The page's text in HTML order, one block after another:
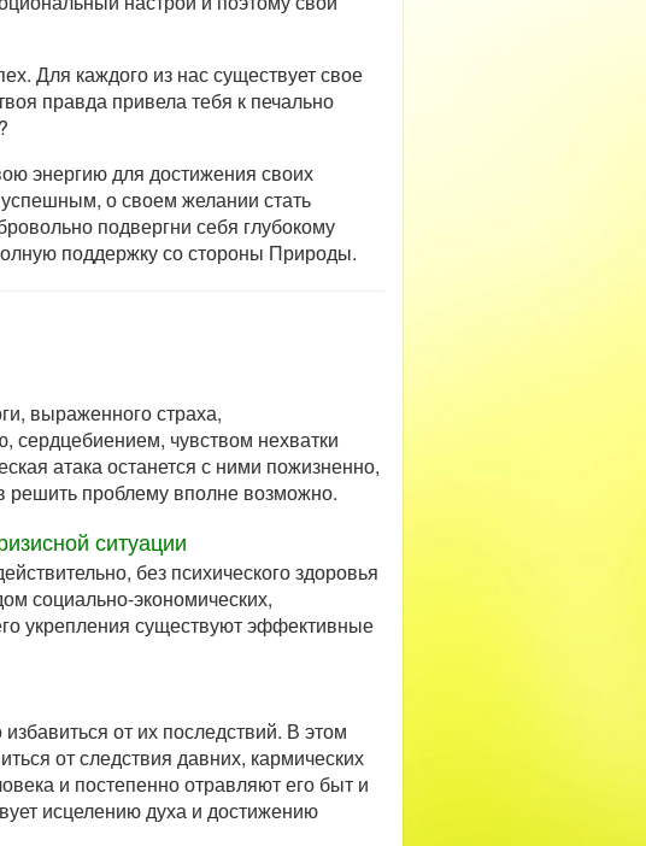
Для каждого из нас существует свое
правда привела тебя к печально
энергию для достижения своих
о своем желании стать
подвергни себя глубокому
поддержку со стороны Природы.
выраженного страха,
чувством нехватки
атака останется с ними пожизненно,
решить проблему вполне возможно.
ситуации
без психического здоровья
социально-экономических,
укрепления существуют эффективные
от их последствий. В этом
от следствия давних, кармических
и постепенно отравляют его быт и
исцелению духа и достижению